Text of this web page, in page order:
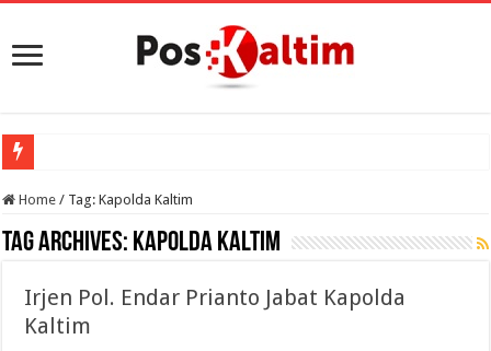
Home / Tag:Kapolda Kaltim
Tag Archives: Kapolda Kaltim
Irjen Pol. Endar Prianto Jabat Kapolda
Kaltim